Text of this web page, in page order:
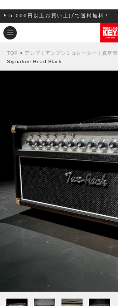
5,000円以上お買い上げで送料無料！
TOP > アンプ｜アンプシミュレーター｜真空管
Signature Head Black